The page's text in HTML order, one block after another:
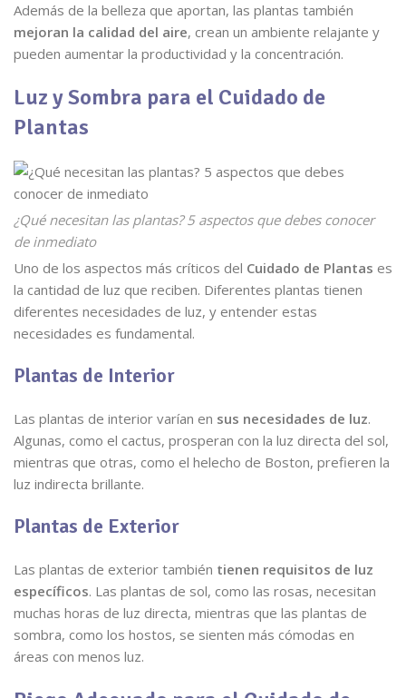
Además de la belleza que aportan, las plantas también
mejoran la calidad del aire, crean un ambiente relajante y
pueden aumentar la productividad y la concentración.
Luz y Sombra para el Cuidado de
Plantas
¿Qué necesitan las plantas? 5 aspectos que debes conocer
de inmediato
Uno de los aspectos más críticos del Cuidado de Plantas es
la cantidad de luz que reciben. Diferentes plantas tienen
diferentes necesidades de luz, y entender estas
necesidades es fundamental.
Plantas de Interior
Las plantas de interior varían en sus necesidades de luz.
Algunas, como el cactus, prosperan con la luz directa del sol,
mientras que otras, como el helecho de Boston, prefieren la
luz indirecta brillante.
Plantas de Exterior
Las plantas de exterior también tienen requisitos de luz
específicos. Las plantas de sol, como las rosas, necesitan
muchas horas de luz directa, mientras que las plantas de
sombra, como los hostos, se sienten más cómodas en
áreas con menos luz.